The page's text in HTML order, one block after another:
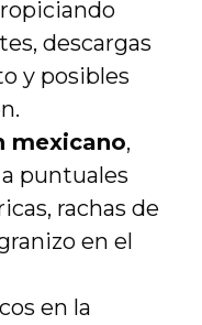
descargas
y posibles
mexicano,
puntuales
rachas de
en el
en la